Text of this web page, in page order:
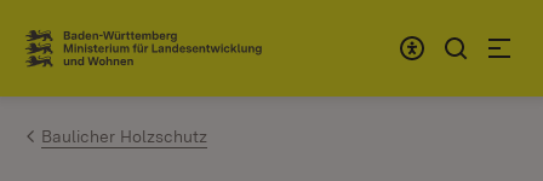
Zum Inhalt springen
Link zur Startseite
Baulicher Holzschutz